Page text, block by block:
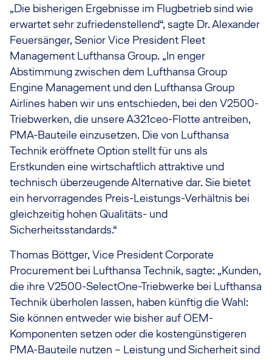
„Die bisherigen Ergebnisse im Flugbetrieb sind wie
erwartet sehr zufriedenstellend“, sagte Dr. Alexander
Feuersänger, Senior Vice President Fleet
Management Lufthansa Group. „In enger
Abstimmung zwischen dem Lufthansa Group
Engine Management und den Lufthansa Group
Airlines haben wir uns entschieden, bei den V2500-
Triebwerken, die unsere A321ceo-Flotte antreiben,
PMA-Bauteile einzusetzen. Die von Lufthansa
Technik eröffnete Option stellt für uns als
Erstkunden eine wirtschaftlich attraktive und
technisch überzeugende Alternative dar. Sie bietet
ein hervorragendes Preis-Leistungs-Verhältnis bei
gleichzeitig hohen Qualitäts- und
Sicherheitsstandards.“
Thomas Böttger, Vice President Corporate
Procurement bei Lufthansa Technik, sagte: „Kunden,
die ihre V2500-SelectOne-Triebwerke bei Lufthansa
Technik überholen lassen, haben künftig die Wahl:
Sie können entweder wie bisher auf OEM-
Komponenten setzen oder die kostengünstigeren
PMA-Bauteile nutzen – Leistung und Sicherheit sind